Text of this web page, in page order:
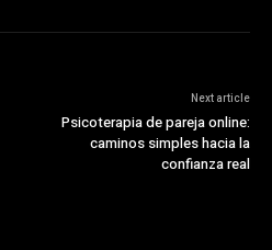
Next article
Psicoterapia de pareja online:
caminos simples hacia la
confianza real